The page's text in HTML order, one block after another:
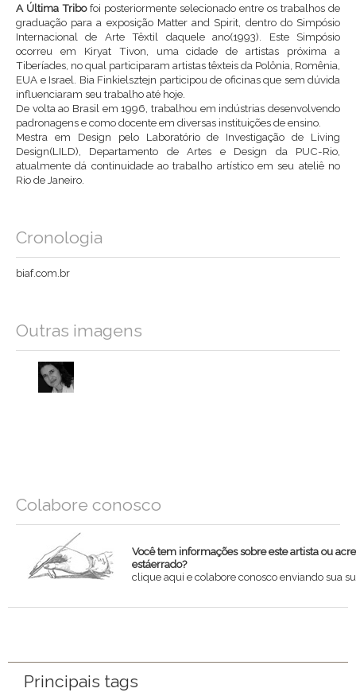
A Última Tribofoi posteriormente selecionado entre os trabalhos de
graduação para a exposição Matter and Spirit, dentro do Simpósio
Internacional de Arte Têxtil daquele ano(1993). Este Simpósio
ocorreu em Kiryat Tivon, uma cidade de artistas próxima a
Tiberíades, no qual participaram artistas têxteis da Polônia, Romênia,
EUA e Israel. Bia Finkielsztejn participou de oficinas que sem dúvida
influenciaram seu trabalho até hoje.
De volta ao Brasil em 1996, trabalhou em indústrias desenvolvendo
padronagens e como docente em diversas instituições de ensino.
Mestra em Design pelo Laboratório de Investigação de Living
Design(LILD), Departamento de Artes e Design da PUC-Rio,
atualmente dá continuidade ao trabalho artístico em seu ateliê no
Rio de Janeiro.
Cronologia
biaf.com.br
Outras imagens
Colabore conosco
Você tem informações sobre este artista ou
estáerrado?
clique aqui e colabore conosco enviando sua
Principais tags